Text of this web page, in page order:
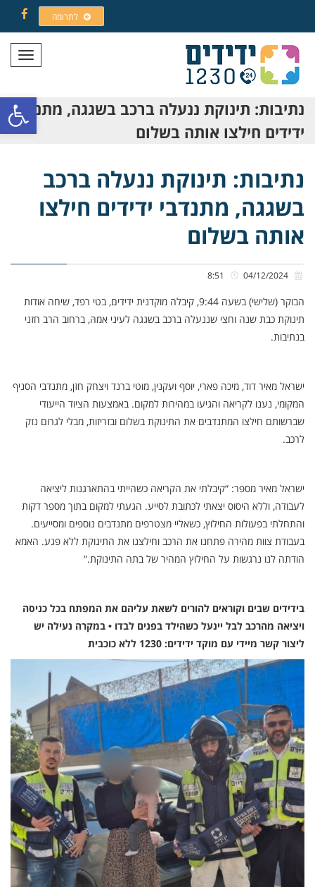
פתח
לתרומה
תפריט
נתיבות: תינוקת ננעלה ברכב בשגגה, מתנדבי
ידידים חילצו אותה בשלום
נתיבות: תינוקת ננעלה ברכב
בשגגה, מתנדבי ידידים חילצו
אותה בשלום
הבוקר (שלישי) בשעה 9:44, קיבלה מוקדנית ידידים, בטי רפד, שיחה אודות
תינוקת כבת שנה וחצי שננעלה ברכב בשגגה לעיני אמהּ, ברחוב הרב חזני
בנתיבות.
ישראל מאיר דוד, מיכה פארי, יוסף ועקנין, מוטי ברנד ויצחק חזן, מתנדבי הסניף
המקומי, נענו לקריאה והגיעו במהירות למקום. באמצעות הציוד הייעודי
שברשותם חילצו המתנדבים את התינוקת בשלום ובזריזות, מבלי לגרום נזק
לרכב.
ישראל מאיר מספר: “קיבלתי את הקריאה כשהייתי בהתארגנות ליציאה
לעבודה, וללא היסוס יצאתי לכתובת לסייע. הגעתי למקום בתוך מספר דקות
והתחלתי בפעולות החילוץ, כשאליי מצטרפים מתנדבים נוספים ומסייעים.
בעבודת צוות מהירה פתחנו את הרכב וחילצנו את התינוקת ללא פגע. האמא
הודתה לנו נרגשות על החילוץ המהיר של בתה התינוקת.”
בידידים שבים וקוראים להורים לשאת עליהם את המפתח בכל כניסה
ויציאה מהרכב לבל יינעל כשהילד בפנים לבדו • במקרה נעילה יש
ליצור קשר מיידי עם מוקד ידידים: 1230 ללא כוכבית